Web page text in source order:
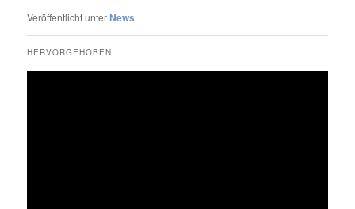
Veröffentlicht unterNews
HERVORGEHOBEN
12. Februar 2026 Vissarion